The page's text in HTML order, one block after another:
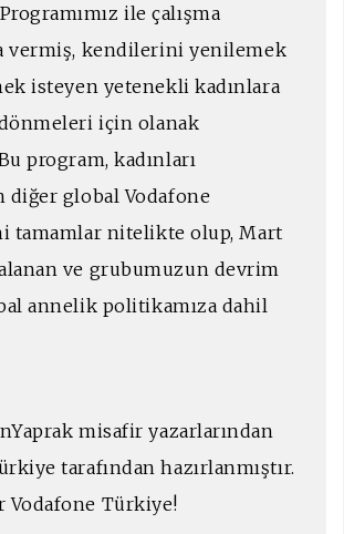
ile çalışma
vermiş, kendilerini yenilemek
isteyen yetenekli kadınlara
için olanak
program, kadınları
diğer global Vodafone
tamamlar nitelikte olup, Mart
ve grubumuzun devrim
annelik politikamıza dahil
misafir yazarlarından
tarafından hazırlanmıştır.
Vodafone Türkiye!